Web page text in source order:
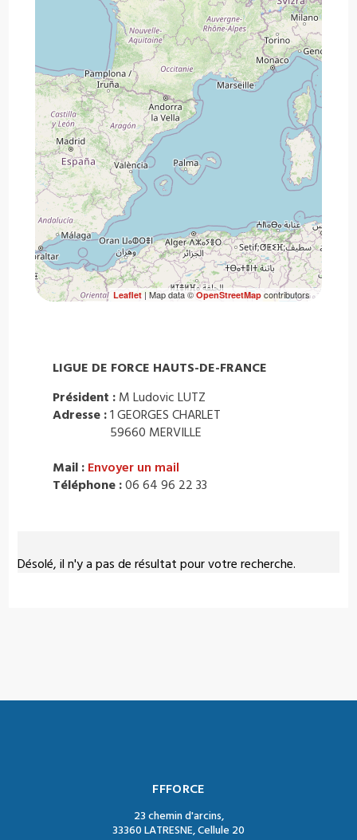
Désolé, il n'y a pas de résultat pour votre recherche.
Leaflet| Map data ©OpenStreetMapcontributors
LIGUE DE FORCE HAUTS-DE-FRANCE
Président : M Ludovic LUTZ
Adresse :1 GEORGES CHARLET
59660 MERVILLE
Mail : Envoyer un mail
Téléphone :06 64 96 22 33
FFFORCE
23 chemin d'arcins,
33360 LATRESNE, Cellule 20